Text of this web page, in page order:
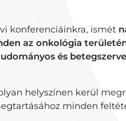
konferenciáinkra, ismét
az onkológia
és
helyszínen kerül
minden